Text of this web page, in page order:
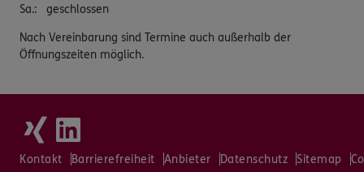
Sa.: geschlossen
Nach Vereinbarung sind Termine auch außerhalb der
Öffnungszeiten möglich.
Kontakt Barrierefreiheit Anbieter Datenschutz Sitemap